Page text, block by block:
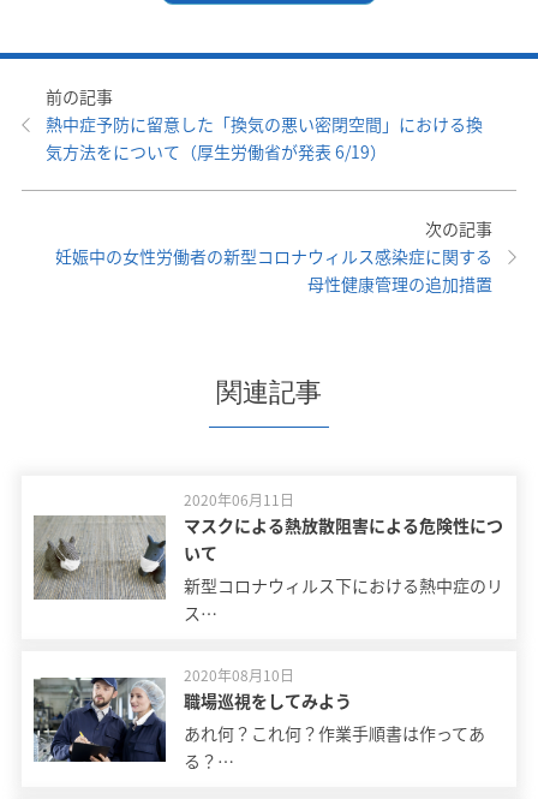
前の記事
熱中症予防に留意した「換気の悪い密閉空間」における換
気方法をについて（厚生労働省が発表 6/19）
次の記事
妊娠中の女性労働者の新型コロナウィルス感染症に関する
母性健康管理の追加措置
関連記事
2020年06月11日
マスクによる熱放散阻害による危険性につ
いて
新型コロナウィルス下における熱中症のリ
ス…
2020年08月10日
職場巡視をしてみよう
あれ何？これ何？作業手順書は作ってあ
る？…